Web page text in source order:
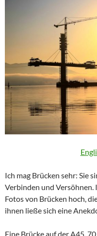
Ich mag Brücken sehr: Sie
Verbinden und Versöhnen.
Fotos von Brücken hoch,
ihnen ließe sich eine
Eine Brücke auf der A45,